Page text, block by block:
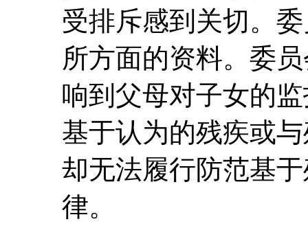
受排斥感到关切。
所方面的资料。委
响到父母对子女的
基于认为的残疾或
却无法履行防范基
律。